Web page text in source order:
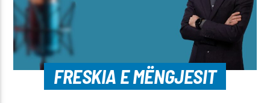
FRESKIA E MËNGJESIT